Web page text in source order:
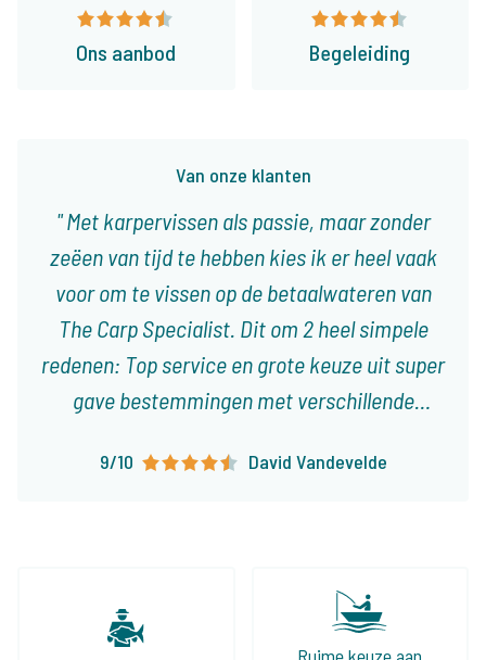
Van onze klanten
Met karpervissen als passie, maar zonder
zeëen van tijd te hebben kies ik er heel vaak
voor om te vissen op de betaalwateren van
The Carp Specialist. Dit om 2 heel simpele
redenen: Top service en grote keuze uit super
gave bestemmingen met verschillende
visvakanties die op het lijf geschreven zijn!
9/10 David Vandevelde
Ons aanbod Begeleiding